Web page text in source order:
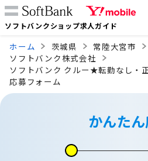
ソフトバンクショップ求人ガイド
ホーム 茨城県
常陸大宮市
ソフトバンク株式会社
ソフトバンク クルー★転勤なし・
応募フォーム
かんた